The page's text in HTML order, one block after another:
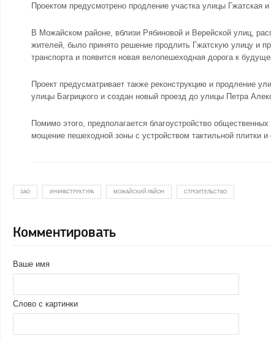
Проектом предусмотрено продление участка улицы Гжатская
В Можайском районе, вблизи Рябиновой и Верейской улиц,
жителей, было принято решение продлить Гжатскую улицу и
транспорта и появится новая велопешеходная дорога к
Проект предусматривает также реконструкцию и продление
улицы Багрицкого и создан новый проезд до улицы Петра
Помимо этого, предполагается благоустройство
мощение пешеходной зоны с устройством тактильной плитки
ЗАО ИНФРАСТРУКТУРА МОЖАЙСКИЙ РАЙОН СТРОИТЕЛЬСТВО
Комментировать
Ваше имя
Слово с картинки